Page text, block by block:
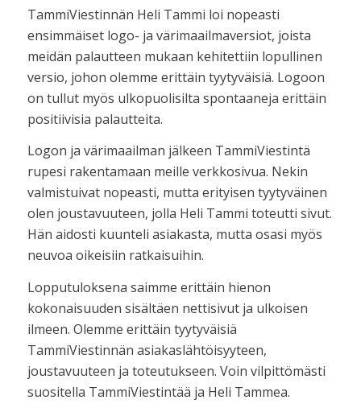
TammiViestinnän Heli Tammi loi nopeasti
ensimmäiset logo- ja värimaailmaversiot, joista
meidän palautteen mukaan kehitettiin lopullinen
versio, johon olemme erittäin tyytyväisiä. Logoon
on tullut myös ulkopuolisilta spontaaneja erittäin
positiivisia palautteita.
Logon ja värimaailman jälkeen TammiViestintä
rupesi rakentamaan meille verkkosivua. Nekin
valmistuivat nopeasti, mutta erityisen tyytyväinen
olen joustavuuteen, jolla Heli Tammi toteutti sivut.
Hän aidosti kuunteli asiakasta, mutta osasi myös
neuvoa oikeisiin ratkaisuihin.
Lopputuloksena saimme erittäin hienon
kokonaisuuden sisältäen nettisivut ja ulkoisen
ilmeen. Olemme erittäin tyytyväisiä
TammiViestinnän asiakaslähtöisyyteen,
joustavuuteen ja toteutukseen. Voin vilpittömästi
suositella TammiViestintää ja Heli Tammea.